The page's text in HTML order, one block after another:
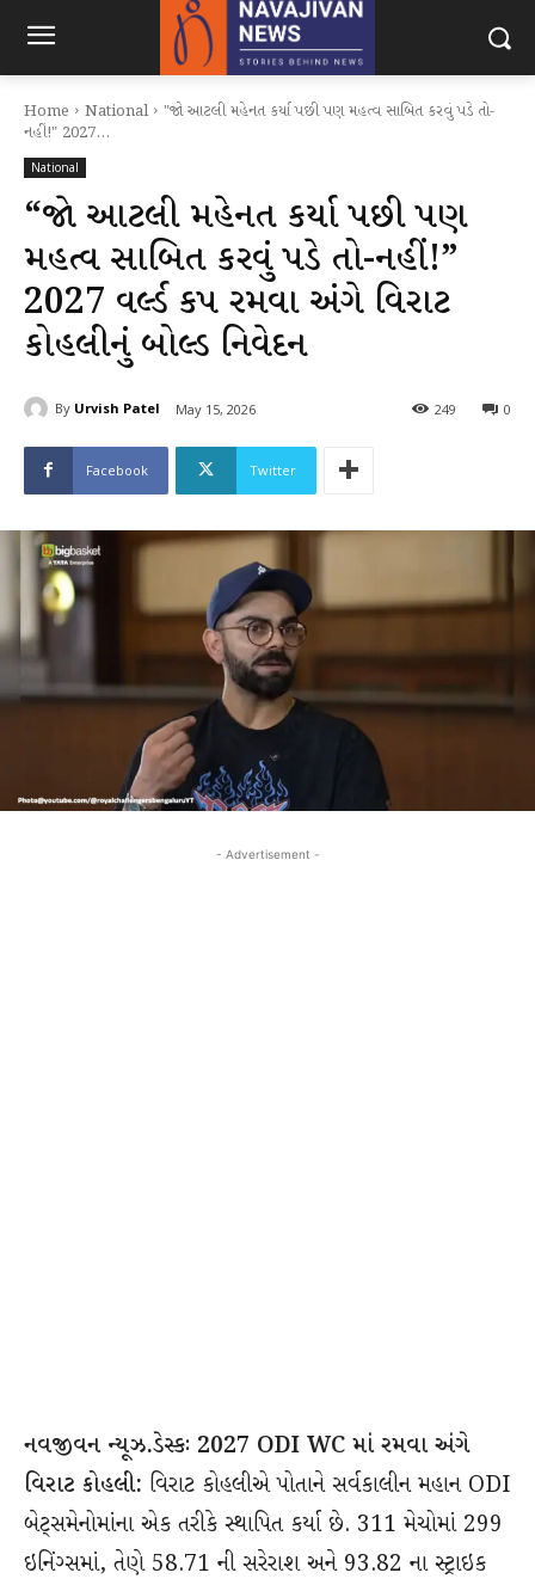
Home National
"જો આટલી મહેનત કર્યા પછી પણ મહત્વ સાબિત કરવું પડે તો-
નહીં!" 2027...
National
“જો આટલી મહેનત કર્યા પછી પણ
મહત્વ સાબિત કરવું પડે તો-નહીં!”
2027 વર્લ્ડ કપ રમવા અંગે વિરાટ
કોહલીનું બોલ્ડ નિવેદન
By Urvish Patel May 15, 2026 0
249
Facebook Twitter
- Advertisement -
નવજીવન ન્યૂઝ.ડેસ્કઃ 2027 ODI WC માં રમવા અંગે
વિરાટ કોહલી: વિરાટ કોહલીએ પોતાને સર્વકાલીન મહાન ODI
બેટ્સમેનોમાંના એક તરીકે સ્થાપિત કર્યા છે. 311 મેચોમાં 299
ઇનિંગ્સમાં, તેણે 58.71 ની સરેરાશ અને 93.82 ના સ્ટ્રાઇક